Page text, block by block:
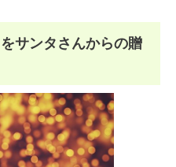
サンタさんからの贈